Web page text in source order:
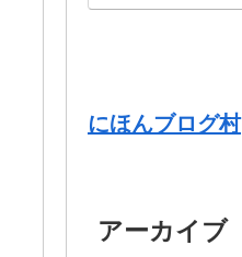
にほんブログ村
アーカイブ